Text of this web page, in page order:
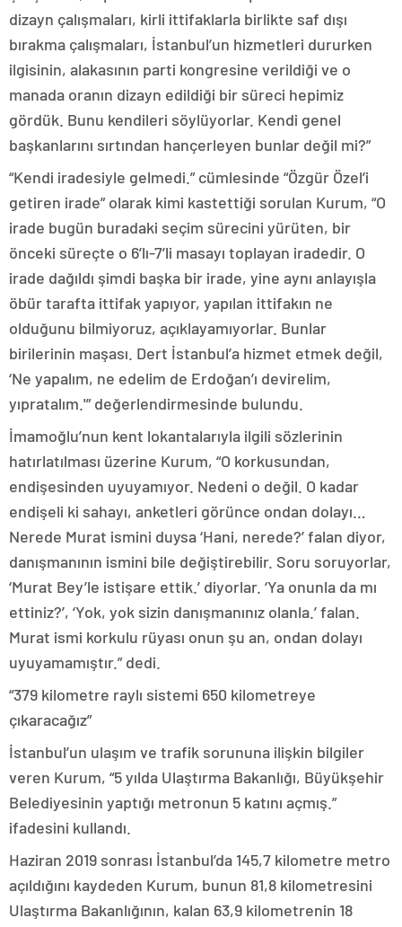
dizayn çalışmaları, kirli ittifaklarla birlikte saf dışı
bırakma çalışmaları, İstanbul’un hizmetleri dururken
ilgisinin, alakasının parti kongresine verildiği ve o
manada oranın dizayn edildiği bir süreci hepimiz
gördük. Bunu kendileri söylüyorlar. Kendi genel
başkanlarını sırtından hançerleyen bunlar değil mi?”
“Kendi iradesiyle gelmedi.” cümlesinde “Özgür Özel’i
getiren irade” olarak kimi kastettiği sorulan Kurum, “O
irade bugün buradaki seçim sürecini yürüten, bir
önceki süreçte o 6’lı-7’li masayı toplayan iradedir. O
irade dağıldı şimdi başka bir irade, yine aynı anlayışla
öbür tarafta ittifak yapıyor, yapılan ittifakın ne
olduğunu bilmiyoruz, açıklayamıyorlar. Bunlar
birilerinin maşası. Dert İstanbul’a hizmet etmek değil,
‘Ne yapalım, ne edelim de Erdoğan’ı devirelim,
yıpratalım.'” değerlendirmesinde bulundu.
İmamoğlu’nun kent lokantalarıyla ilgili sözlerinin
hatırlatılması üzerine Kurum, “O korkusundan,
endişesinden uyuyamıyor. Nedeni o değil. O kadar
endişeli ki sahayı, anketleri görünce ondan dolayı…
Nerede Murat ismini duysa ‘Hani, nerede?’ falan diyor,
danışmanının ismini bile değiştirebilir. Soru soruyorlar,
‘Murat Bey’le istişare ettik.’ diyorlar. ‘Ya onunla da mı
ettiniz?’, ‘Yok, yok sizin danışmanınız olanla.’ falan.
Murat ismi korkulu rüyası onun şu an, ondan dolayı
uyuyamamıştır.” dedi.
“379 kilometre raylı sistemi 650 kilometreye
çıkaracağız”
İstanbul’un ulaşım ve trafik sorununa ilişkin bilgiler
veren Kurum, “5 yılda Ulaştırma Bakanlığı, Büyükşehir
Belediyesinin yaptığı metronun 5 katını açmış.”
ifadesini kullandı.
Haziran 2019 sonrası İstanbul’da 145,7 kilometre metro
açıldığını kaydeden Kurum, bunun 81,8 kilometresini
Ulaştırma Bakanlığının, kalan 63,9 kilometrenin 18